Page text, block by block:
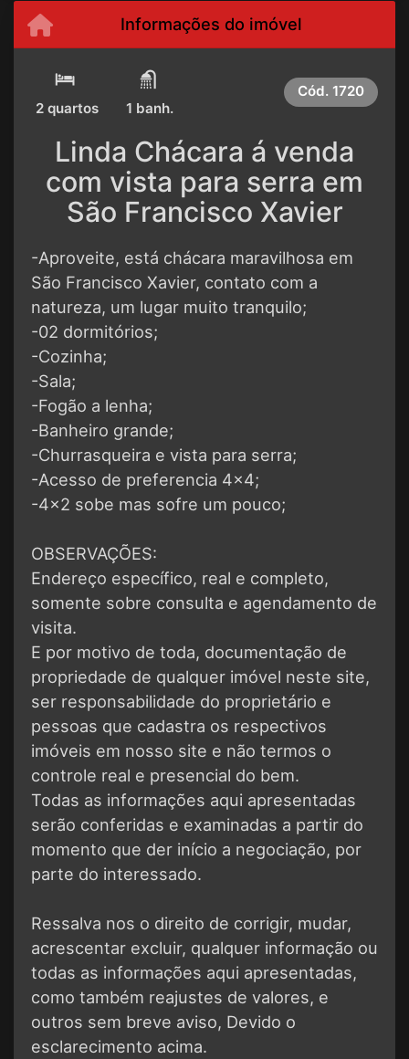
Informações do imóvel
2 quartos 1 banh.
Cód. 1720
Linda Chácara á venda
com vista para serra em
São Francisco Xavier
-Aproveite, está chácara maravilhosa em
São Francisco Xavier, contato com a
natureza, um lugar muito tranquilo;
-02 dormitórios;
-Cozinha;
-Sala;
-Fogão a lenha;
-Banheiro grande;
-Churrasqueira e vista para serra;
-Acesso de preferencia 4x4;
-4x2 sobe mas sofre um pouco;
OBSERVAÇÕES:
Endereço específico, real e completo,
somente sobre consulta e agendamento de
visita.
E por motivo de toda, documentação de
propriedade de qualquer imóvel neste site,
ser responsabilidade do proprietário e
pessoas que cadastra os respectivos
imóveis em nosso site e não termos o
controle real e presencial do bem.
Todas as informações aqui apresentadas
serão conferidas e examinadas a partir do
momento que der início a negociação, por
parte do interessado.
Ressalva nos o direito de corrigir, mudar,
acrescentar excluir, qualquer informação ou
todas as informações aqui apresentadas,
como também reajustes de valores, e
outros sem breve aviso, Devido o
esclarecimento acima.